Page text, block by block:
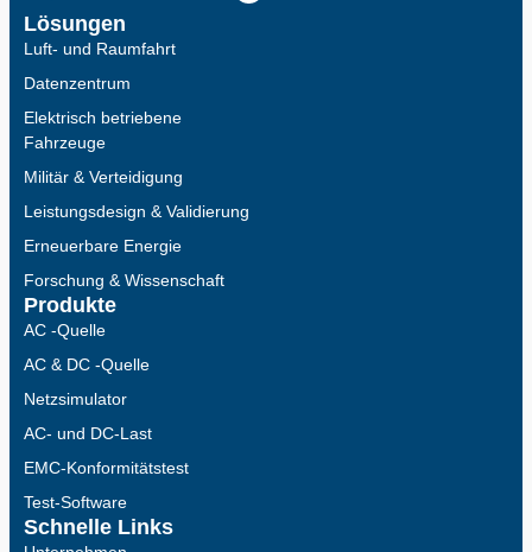
Lösungen
Luft- und Raumfahrt
Datenzentrum
Elektrisch betriebene
Fahrzeuge
Militär & Verteidigung
Leistungsdesign & Validierung
Erneuerbare Energie
Forschung & Wissenschaft
Produkte
AC -Quelle
AC & DC -Quelle
Netzsimulator
AC- und DC-Last
EMC-Konformitätstest
Test-Software
Schnelle Links